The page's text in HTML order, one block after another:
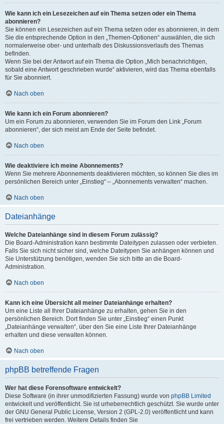
Wie kann ich ein Lesezeichen auf ein Thema setzen oder ein Thema
abonnieren?
Sie können ein Lesezeichen auf ein Thema setzen oder es abonnieren, in dem
Sie die entsprechende Option in den „Themen-Optionen“ auswählen, die sich
normalerweise ober- und unterhalb des Diskussionsverlaufs des Themas
befinden.
Wenn Sie bei der Antwort auf ein Thema die Option „Mich benachrichtigen,
sobald eine Antwort geschrieben wurde“ aktivieren, wird das Thema ebenfalls
für Sie abonniert.
Nach oben
Wie kann ich ein Forum abonnieren?
Um ein Forum zu abonnieren, verwenden Sie im Forum den Link „Forum
abonnieren“, der sich meist am Ende der Seite befindet.
Nach oben
Wie deaktiviere ich meine Abonnements?
Wenn Sie mehrere Abonnements deaktivieren möchten, so können Sie dies im
persönlichen Bereich unter „Einstieg“ – „Abonnements verwalten“ machen.
Nach oben
Dateianhänge
Welche Dateianhänge sind in diesem Forum zulässig?
Die Board-Administration kann bestimmte Dateitypen zulassen oder verbieten.
Falls Sie sich nicht sicher sind, welche Dateitypen Sie anhängen können und
Sie Unterstützung benötigen, wenden Sie sich bitte an die Board-
Administration.
Nach oben
Kann ich eine Übersicht all meiner Dateianhänge erhalten?
Um eine Liste all Ihrer Dateianhänge zu erhalten, gehen Sie in den
persönlichen Bereich. Dort finden Sie unter „Einstieg“ einen Punkt
„Dateianhänge verwalten“, über den Sie eine Liste Ihrer Dateianhänge
erhalten und diese verwalten können.
Nach oben
phpBB betreffende Fragen
Wer hat diese Forensoftware entwickelt?
Diese Software (in ihrer unmodifizierten Fassung) wurde von phpBB Limited
entwickelt und veröffentlicht. Sie ist urheberrechtlich geschützt. Sie wurde unter
der GNU General Public License, Version 2 (GPL-2.0) veröffentlicht und kann
frei vertrieben werden. Weitere Details finden Sie